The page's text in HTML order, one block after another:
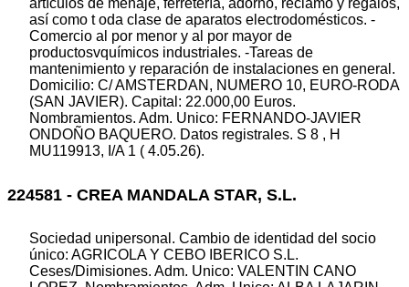
así como t oda clase de aparatos electrodomésticos. -
Comercio al por menor y al por mayor de
productosvquímicos industriales. -Tareas de
mantenimiento y reparación de instalaciones en general.
Domicilio: C/ AMSTERDAN, NUMERO 10, EURO-RODA
(SAN JAVIER). Capital: 22.000,00 Euros.
Nombramientos. Adm. Unico: FERNANDO-JAVIER
ONDOÑO BAQUERO. Datos registrales. S 8 , H
MU119913, I/A 1 ( 4.05.26).
224581 - CREA MANDALA STAR, S.L.
Sociedad unipersonal. Cambio de identidad del socio
único: AGRICOLA Y CEBO IBERICO S.L.
Ceses/Dimisiones. Adm. Unico: VALENTIN CANO